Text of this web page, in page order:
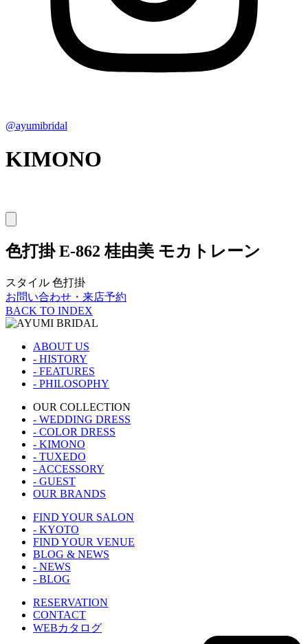
@ayumibridal
KIMONO
色打掛 E-862 桂由美 モカトレーン
スタイル 色打掛
お問い合わせ・来店予約
BACK TO INDEX
ABOUT US
- HISTORY
- FEATURES
- PHILOSOPHY
OUR COLLECTION
- WEDDING DRESS
- COLOR DRESS
- KIMONO
- TUXEDO
- ACCESSORY
- GUEST
OUR BRANDS
FIND YOUR SALON
- KYOTO
FIND YOUR VENUE
BLOG & NEWS
- NEWS
- BLOG
RESERVATION
CONTACT
WEBカタログ